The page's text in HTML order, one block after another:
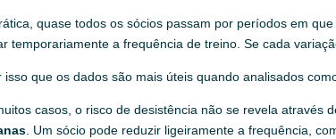
quase todos os sócios passam por períodos em
temporariamente a frequência de treino. Se cada
isso que os dados são mais úteis quando analisados
casos, o risco de desistência não se revela através
. Um sócio pode reduzir ligeiramente a frequência,